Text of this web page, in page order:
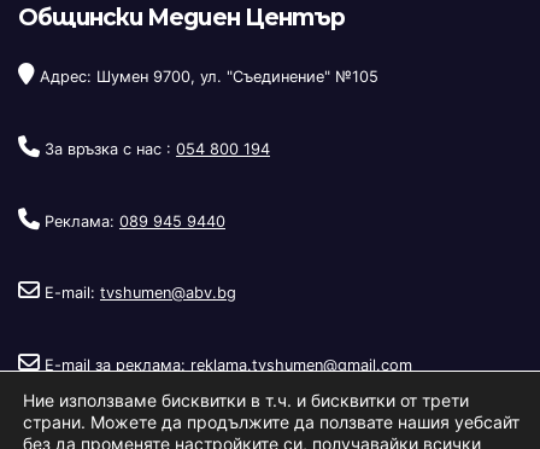
Общински Медиен Център
Адрес: Шумен 9700, ул. "Съединение" №105
За връзка с нас : 054 800 194
Реклама: 089 945 9440
E-mail: tvshumen@abv.bg
E-mail за реклама: reklama.tvshumen@gmail.com
Ние използваме бисквитки в т.ч. и бисквитки от трети
страни. Можете да продължите да ползвате нашия уебсайт
без да променяте настройките си, получавайки всички